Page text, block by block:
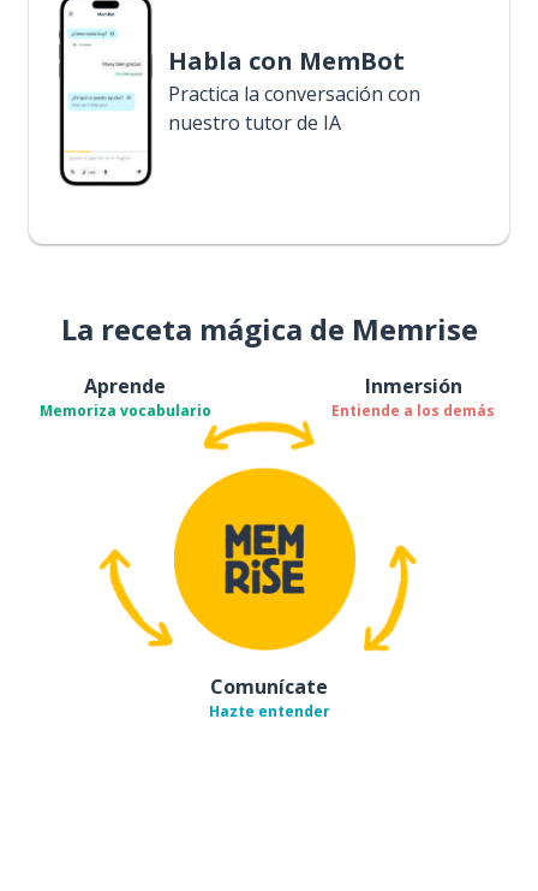
Habla con MemBot
Practica la conversación con
nuestro tutor de IA
La receta mágica de Memrise
Aprende
Memoriza vocabulario
Inmersión
Entiende a los demás
Comunícate
Hazte entender